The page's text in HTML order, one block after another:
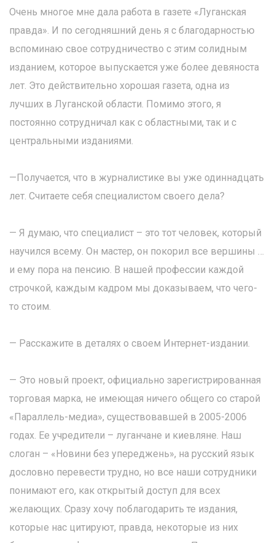
Очень многое мне дала работа в газете «Луганская
правда». И по сегодняшний день я с благодарностью
вспоминаю свое сотрудничество с этим солидным
изданием, которое выпускается уже более девяноста
лет. Это действительно хорошая газета, одна из
лучших в Луганской области. Помимо этого, я
постоянно сотрудничал как с областными, так и с
центральными изданиями.
—Получается, что в журналистике вы уже одиннадцать
лет. Считаете себя специалистом своего дела?
— Я думаю, что специалист – это тот человек, который
научился всему. Он мастер, он покорил все вершины …
и ему пора на пенсию. В нашей профессии каждой
строчкой, каждым кадром мы доказываем, что чего-
то стоим.
— Расскажите в деталях о своем Интернет-издании.
— Это новый проект, официально зарегистрированная
торговая марка, не имеющая ничего общего со старой
«Параллель-медиа», существовавшей в 2005-2006
годах. Ее учредители – луганчане и киевляне. Наш
слоган – «Новини без упереджень», на русский язык
дословно перевести трудно, но все наши сотрудники
понимают его, как открытый доступ для всех
желающих. Сразу хочу поблагодарить те издания,
которые нас цитируют, правда, некоторые из них